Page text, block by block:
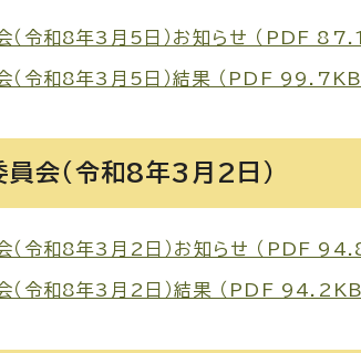
（令和8年3月5日）お知らせ （PDF
（令和8年3月5日）結果 （PDF 99.7KB
会（令和8年3月2日）
（令和8年3月2日）お知らせ （PDF
（令和8年3月2日）結果 （PDF 94.2KB